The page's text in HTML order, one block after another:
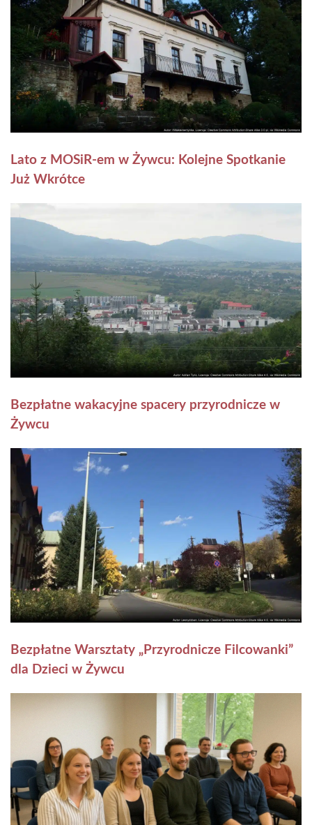
Lato z MOSiR-em w Żywcu: Kolejne Spotkanie
Już Wkrótce
Bezpłatne wakacyjne spacery przyrodnicze w
Żywcu
Bezpłatne Warsztaty „Przyrodnicze Filcowanki”
dla Dzieci w Żywcu